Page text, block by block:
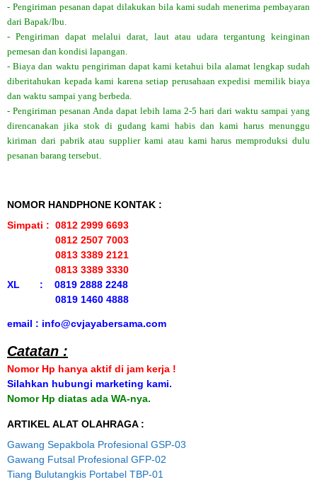
- Pengiriman pesanan dapat dilakukan bila kami sudah menerima pembayaran
dari Bapak/Ibu.
- Pengiriman dapat melalui darat, laut atau udara tergantung keinginan
pemesan dan kondisi lapangan.
- Biaya dan waktu pengiriman dapat kami ketahui bila alamat lengkap sudah
diberitahukan kepada kami karena setiap perusahaan expedisi memilik biaya
dan waktu sampai yang berbeda.
- Pengiriman pesanan Anda dapat lebih lama 2-5 hari dari waktu sampai yang
direncanakan jika stok di gudang kami habis dan kami harus menunggu
kiriman dari pabrik atau supplier kami atau kami harus memproduksi dulu
pesanan barang tersebut.
NOMOR HANDPHONE KONTAK :
Simpati : 0812 2999 6693
0812 2507 7003
0813 3389 2121
0813 3389 3330
XL : 0819 2888 2248
0819 1460 4888
email : info@cvjayabersama.com
Catatan :
Nomor Hp hanya aktif di jam kerja !
Silahkan hubungi marketing kami.
Nomor Hp diatas ada WA-nya.
ARTIKEL ALAT OLAHRAGA :
Gawang Sepakbola Profesional GSP-03
Gawang Futsal Profesional GFP-02
Tiang Bulutangkis Portabel TBP-01